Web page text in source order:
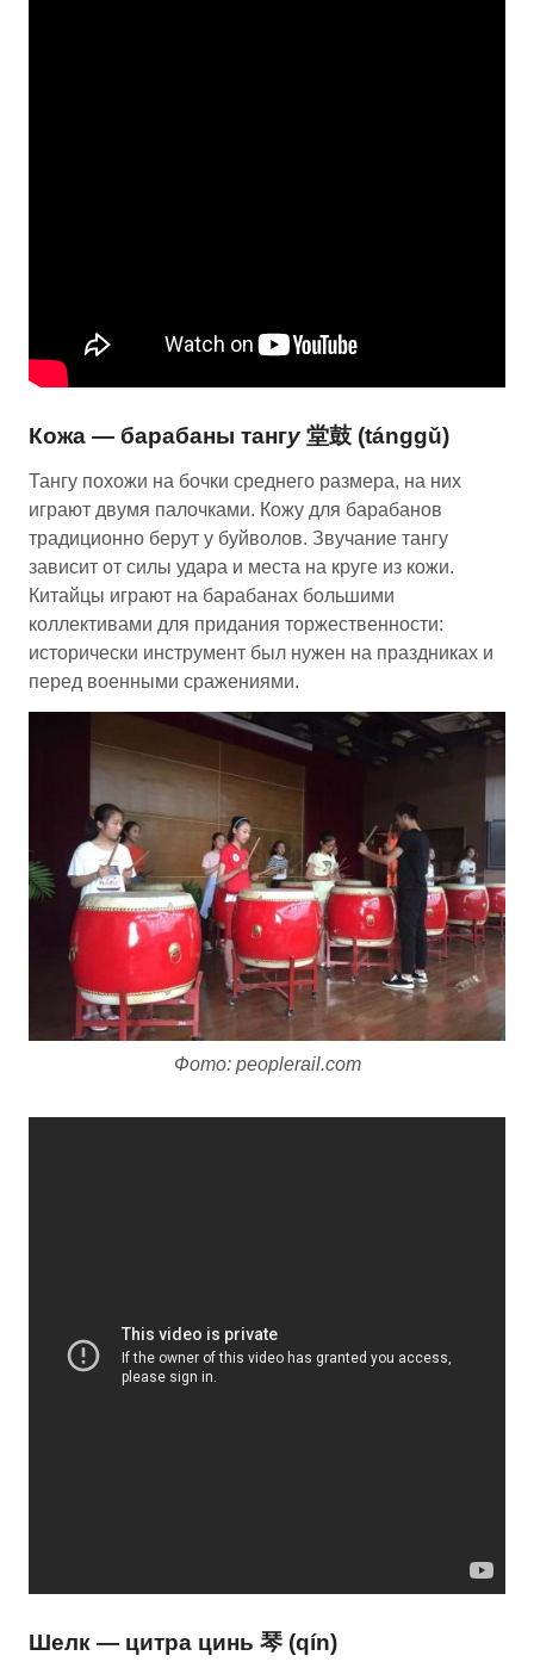
Кожа — барабаны тангу 堂鼓 (tánggǔ)
Тангу похожи на бочки среднего размера, на них
играют двумя палочками. Кожу для барабанов
традиционно берут у буйволов. Звучание тангу
зависит от силы удара и места на круге из кожи.
Китайцы играют на барабанах большими
коллективами для придания торжественности:
исторически инструмент был нужен на праздниках и
перед военными сражениями.
Фото: peoplerail.com
Шелк — цитра цинь 琴 (qín)